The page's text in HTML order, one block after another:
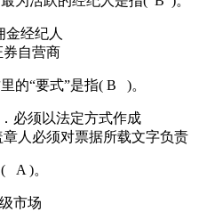
金经纪人
券自营商
的“要式”是指( B )。
必须以法定方式作成
章人必须对票据所载文字负责
A )。
市场